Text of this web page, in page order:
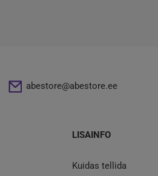
abestore@abestore.ee
LISAINFO
Kuidas tellida